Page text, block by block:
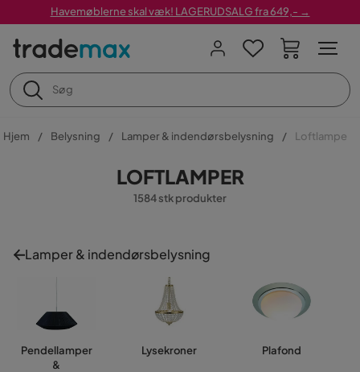
Havemøblerne skal væk! LAGERUDSALG fra 649,- →
Hjem Belysning Lamper & indendørsbelysning Loftlampe
LOFTLAMPER
1584 stk produkter
Lamper & indendørsbelysning
Pendellamper
&
Lysekroner Plafond